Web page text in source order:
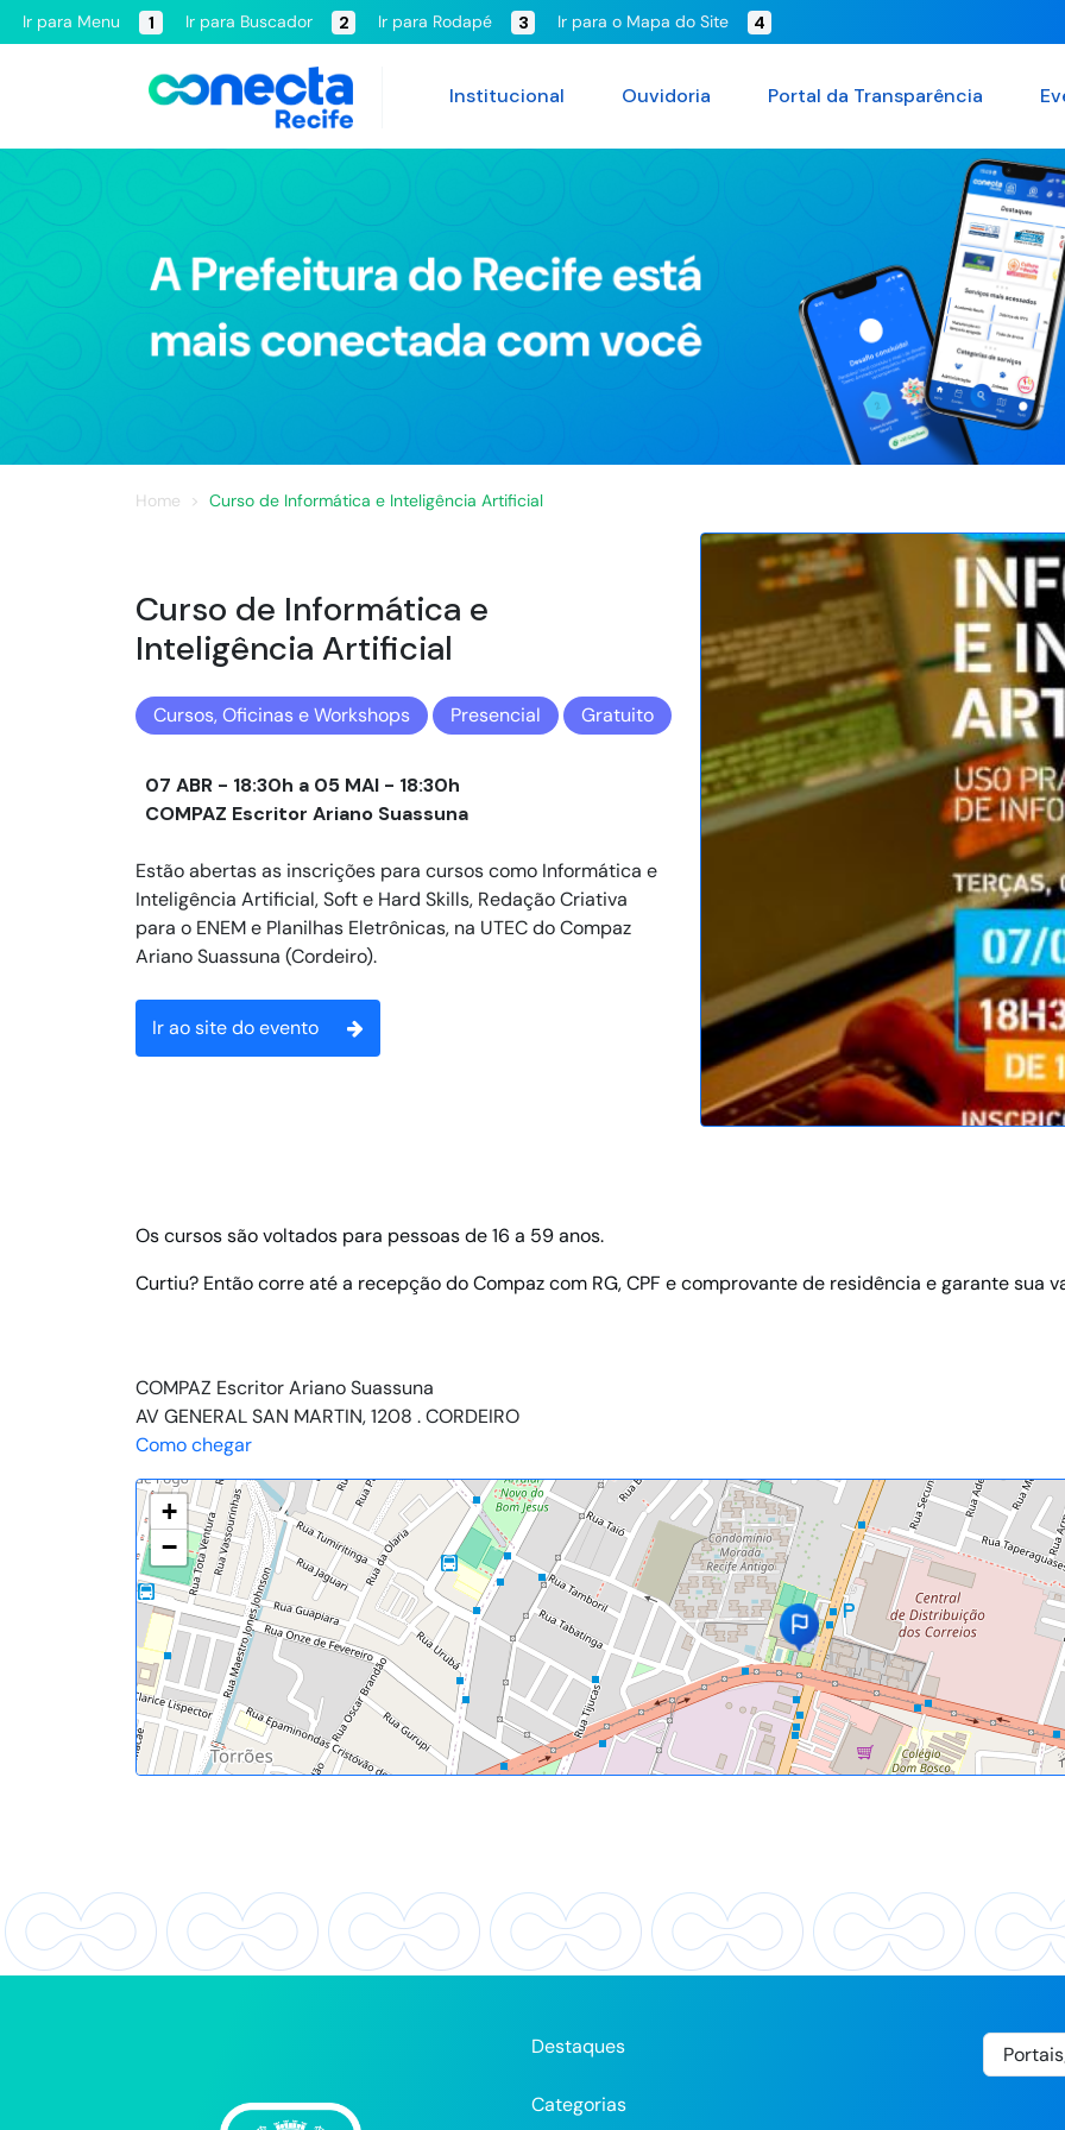
Ir para Menu 1 Ir para Buscador 2 Ir para Rodapé 3 Ir para o Mapa do Site 4
Institucional Ouvidoria Portal da Transparência
Home Curso de Informática e Inteligência Artificial
Curso de Informática e
Inteligência Artificial
Cursos, Oficinas e Workshops Presencial Gratuito
07 ABR - 18:30h a 05 MAI - 18:30h
COMPAZ Escritor Ariano Suassuna
Estão abertas as inscrições para cursos como Informática e
Inteligência Artificial, Soft e Hard Skills, Redação Criativa
para o ENEM e Planilhas Eletrônicas, na UTEC do Compaz
Ariano Suassuna (Cordeiro).
Ir ao site do evento
Os cursos são voltados para pessoas de 16 a 59 anos.
Curtiu? Então corre até a recepção do Compaz com RG, CPF e comprovante de residência e garante sua
COMPAZ Escritor Ariano Suassuna
AV GENERAL SAN MARTIN, 1208 . CORDEIRO
Como chegar
+
−
Destaques
Categorias